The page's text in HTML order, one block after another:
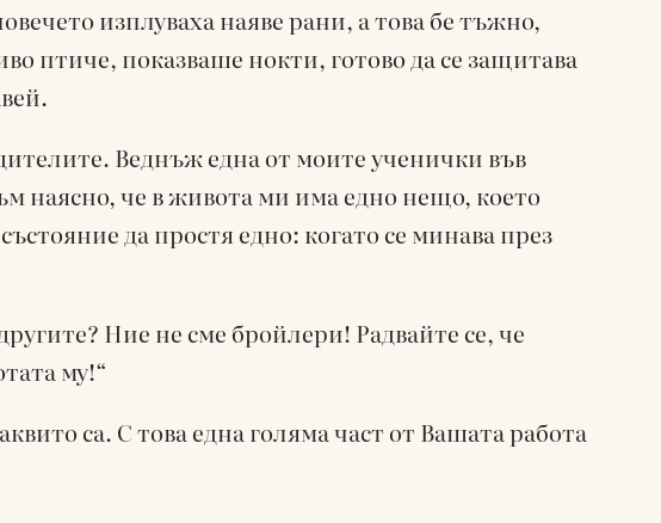
изплуваха наяве рани, а това бе тъжно,
птиче, показваше нокти, готово да се защитава
Веднъж една от моите ученички във
наясно, че в живота ми има едно нещо, което
да простя едно: когато се минава през
Ние не сме бройлери! Радвайте се, че
му!“
са. С това една голяма част от Вашата работа